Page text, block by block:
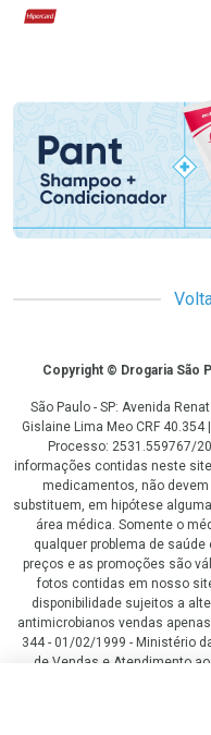
Hipercard
Promoção em
CopyrightCopyright © Drogaria São
São Paulo - SP: Avenida
Gislaine Lima Meo CRF
Processo: 2531.559767/
informações contidas neste
medicamentos, não
substituem, em hipótese
área médica. Somente o
qualquer problema de
preços e as promoções são
fotos contidas em nosso
disponibilidade sujeitos a
antimicrobianos vendas
344 - 01/02/1999 - Ministério
de Vendas e Atendimento